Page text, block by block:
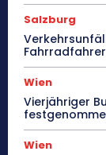
Salzburg
Wien
Vierjähriger
Wien